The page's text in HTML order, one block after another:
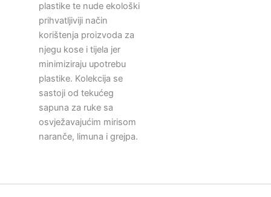
plastike te nude ekološki
prihvatljiviji način
korištenja proizvoda za
njegu kose i tijela jer
minimiziraju upotrebu
plastike. Kolekcija se
sastoji od tekućeg
sapuna za ruke sa
osvježavajućim mirisom
naranče, limuna i grejpa.